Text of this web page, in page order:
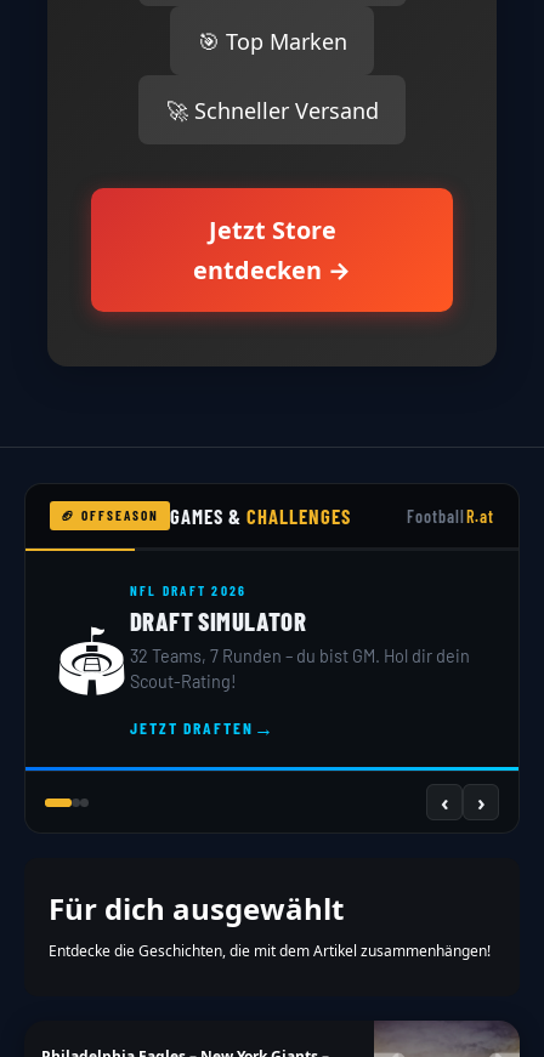
🎯 Top Marken
🚀 Schneller Versand
Jetzt Store
entdecken →
🏈 OFFSEASON GAMES &CHALLENGES FootballR.at
🏟️
NFL DRAFT 2026
DRAFT SIMULATOR
32 Teams, 7 Runden – du bist GM. Hol dir dein
Scout-Rating!
JETZT DRAFTEN →
‹ ›
Für dich ausgewählt
Entdecke die Geschichten, die mit dem Artikel zusammenhängen!